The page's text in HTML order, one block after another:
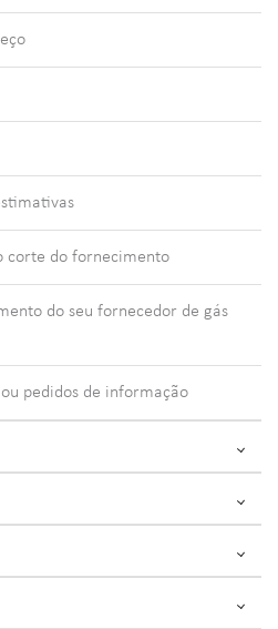
corte do fornecimento
do seu fornecedor de gás
pedidos de informação